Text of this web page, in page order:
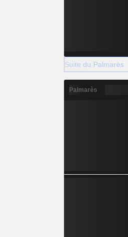
Suite du Palmarès
Palmarès